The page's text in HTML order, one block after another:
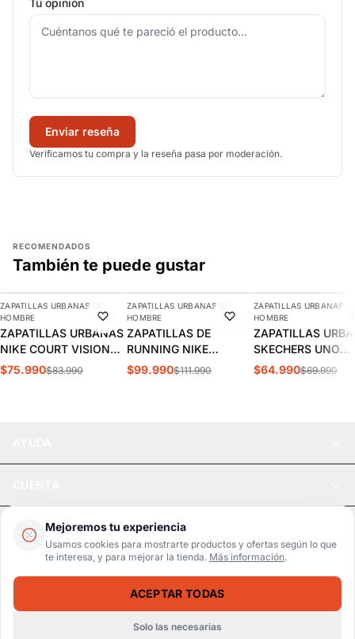
Mejoremos tu experiencia
Usamos cookies para mostrarte productos y ofertas según lo que
te interesa, y para mejorar la tienda. Más información.
ACEPTAR TODAS
Solo las necesarias
Tu opinión
Enviar reseña
Verificamos tu compra y la reseña pasa por moderación.
RECOMENDADOS
También te puede gustar
-10%
AGREGAR
ZAPATILLAS URBANAS DE
HOMBRE
ZAPATILLAS URBANAS
NIKE COURT VISION
LOW HOMBRE |
$75.990$83.990
-11%
AGREGAR
ZAPATILLAS URBANAS DE
HOMBRE
ZAPATILLAS DE
RUNNING NIKE
INITIATOR HOMBRE |
$99.990$111.990
-7%
ZAPATILLAS URBANAS
HOMBRE
ZAPATILLAS
SKECHERS UNO
STAND HOMBRE |
$64.990$69.990
ZAPATILLAS URBANAS PUMA CAVEN 2.0 HOMBRE | 392290 59
LEGAL
Pago seguro SSL / Datos protegidos
Realsport © 2026
WebPay MercadoPago Tarjetas